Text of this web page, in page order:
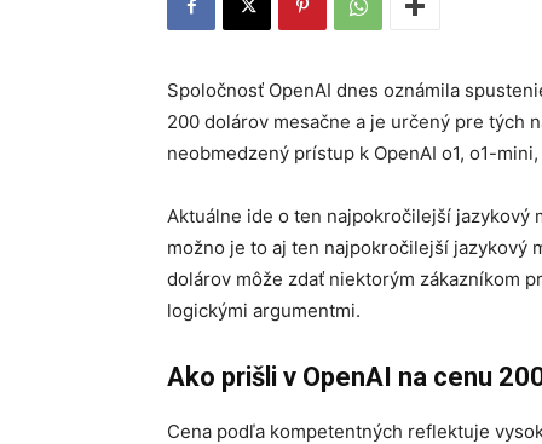
Spoločnosť OpenAI dnes oznámila
200 dolárov mesačne a je určený pre tých
neobmedzený prístup k OpenAI o1, o1-
Aktuálne ide o ten najpokročilejší jazykový
možno je to aj ten najpokročilejší jazykový
dolárov môže zdať niektorým zákazníkom
logickými argumentmi.
Ako prišli v OpenAI na cenu
Cena podľa kompetentných reflektuje